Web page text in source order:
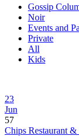
Gossip
Noir
Events and
Private
All
Kids
23
Jun
57
Chips Restaurant &